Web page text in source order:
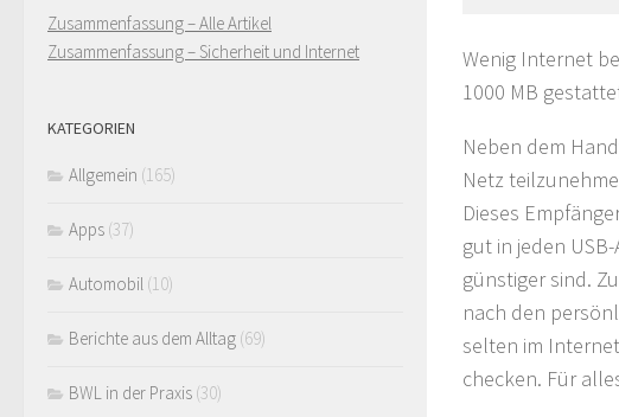
Wenig Internet
1000 MB
Neben dem
Netz
Dieses
gut in jeden
günstiger sind.
nach den
selten im
checken. Für
Zusammenfassung – Alle Artikel
Zusammenfassung – Sicherheit und Internet
KATEGORIEN
Allgemein (165)
Apps (37)
Automobil (10)
Berichte aus dem Alltag (69)
BWL in der Praxis (30)